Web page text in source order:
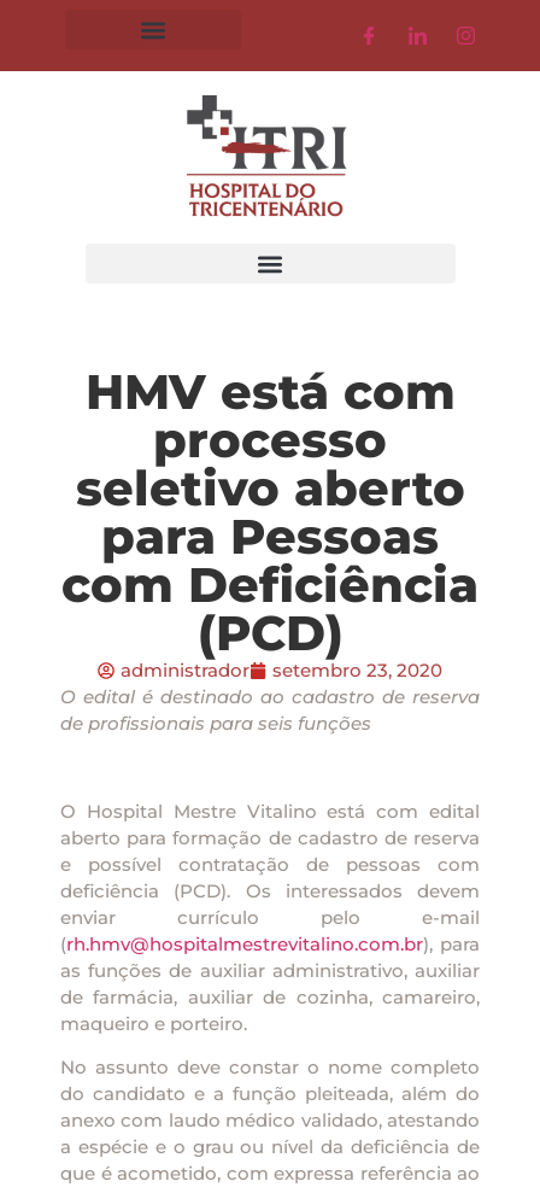
HMV está com
processo
seletivo aberto
para Pessoas
com Deficiência
(PCD)
administrador
setembro 23, 2020
O edital é destinado ao cadastro de reserva
de profissionais para seis funções
O Hospital Mestre Vitalino está com edital
aberto para formação de cadastro de reserva
e possível contratação de pessoas com
deficiência (PCD). Os interessados devem
enviar currículo pelo e-mail
(rh.hmv@hospitalmestrevitalino.com.br), para
as funções de auxiliar administrativo, auxiliar
de farmácia, auxiliar de cozinha, camareiro,
maqueiro e porteiro.
No assunto deve constar o nome completo
do candidato e a função pleiteada, além do
anexo com laudo médico validado, atestando
a espécie e o grau ou nível da deficiência de
que é acometido, com expressa referência ao